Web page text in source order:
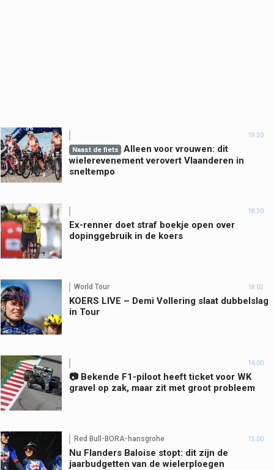
19:30
Naast de fiets
Alleen voor vrouwen: dit
wielerevenement verovert Vlaanderen in
sneltempo
18:30
Ex-renner doet straf boekje open over
dopinggebruik in de koers
World Tour 18:02
KOERS LIVE – Demi Vollering slaat dubbelslag
in Tour
16:00
📷 Bekende F1-piloot heeft ticket voor WK
gravel op zak, maar zit met groot probleem
Red Bull-BORA-hansgrohe 15:00
Nu Flanders Baloise stopt: dit zijn de
jaarbudgetten van de wielerploegen